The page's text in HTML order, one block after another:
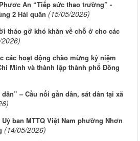
An “Tiếp sức thao trường” -
2 Hải quân (15/05/2026)
tháo gỡ khó khăn về chỗ ở cho các
các hoạt động chào mừng kỷ niệm
Minh và thành lập thành phố Đồng
– Cầu nối gần dân, sát dân tại xã
ban MTTQ Việt Nam phường Nhơn
(14/05/2026)